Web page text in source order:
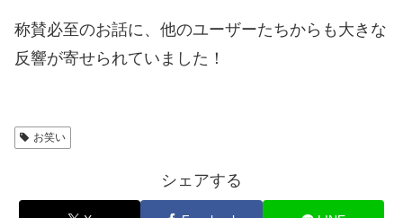
称賛必至のお話に、他のユーザーたちからも大きな
反響が寄せられていました！
お笑い
シェアする